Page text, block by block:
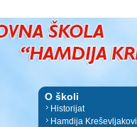
O školi
Historijat
Hamdija